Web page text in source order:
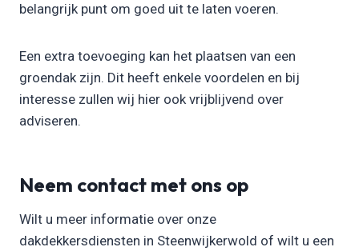
belangrijk punt om goed uit te laten voeren.
Een extra toevoeging kan het plaatsen van een
groendak zijn. Dit heeft enkele voordelen en bij
interesse zullen wij hier ook vrijblijvend over
adviseren.
Neem contact met ons op
Wilt u meer informatie over onze
dakdekkersdiensten in Steenwijkerwold of wilt u een